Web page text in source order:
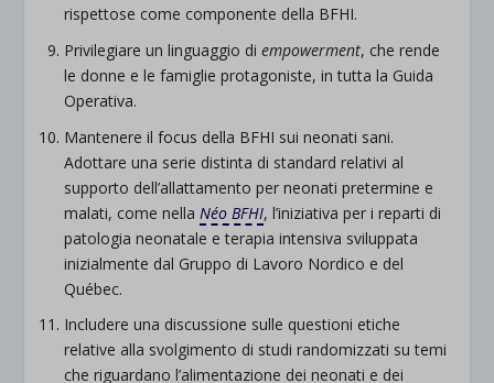
rispettose come componente della BFHI.
Privilegiare un linguaggio diempowerment, che rende
le donne e le famiglie protagoniste, in tutta la Guida
Operativa.
Mantenere il focus della BFHI sui neonati sani.
Adottare una serie distinta di standard relativi al
supporto dell’allattamento per neonati pretermine e
malati, come nella Néo BFHI, l’iniziativa per i reparti di
patologia neonatale e terapia intensiva sviluppata
inizialmente dal Gruppo di Lavoro Nordico e del
Québec.
Includere una discussione sulle questioni etiche
relative alla svolgimento di studi randomizzati su temi
che riguardano l’alimentazione dei neonati e dei